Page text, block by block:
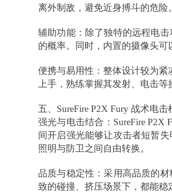
离外制敌，避免近身搏斗的危险。
辅助功能：除了独特的远程电
的概率。同时，内置的摄像头可
便携与易用性：整体设计较为紧
上手，熟练掌握其发射、电击
五、 SureFire P2X Fury 战术电击
强光与电击结合： SureFire
间开启强光能够让攻击者短暂
照明与防卫之间自由转换。
品质与稳定性：采用高品质的
致的碰撞、挤压场景下，都能稳